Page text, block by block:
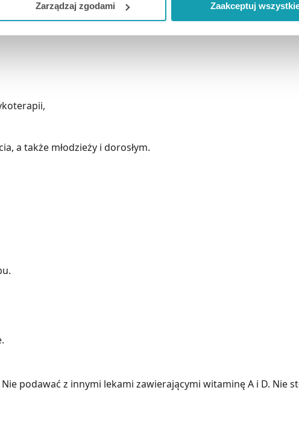
Strony. Będzie się to jednak wiązało z brakiem
Zarządzaj zgodami Zaakceptuj
zapotrzebowania na witaminy,
a także młodzieży i dorosłym.
podawać z innymi lekami zawierającymi witaminę A i D. Nie